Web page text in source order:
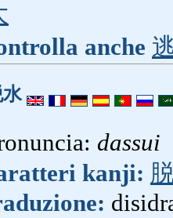
anche
水
dassui
kanji: